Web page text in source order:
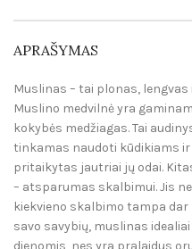
APRAŠYMAS
Muslinas – tai plonas,
Muslino medvilnė yra
kokybės medžiagas. Tai
tinkamas naudoti kūdikiams
pritaikytas jautriai jų odai.
– atsparumas skalbimui. Jis
kiekvieno skalbimo tampa
savo savybių, muslinas
dienomis, nes yra pralaidus